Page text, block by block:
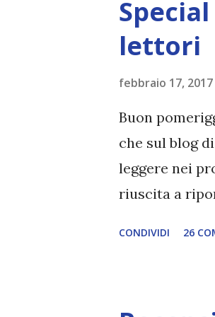
lettori
febbraio 17, 2017
Buon
che sul blog
leggere nei
riuscita a
CONDIVIDI 26